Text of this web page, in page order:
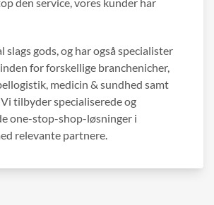
slags gods, og har også specialister
for forskellige branchenicher,
medicin & sundhed samt
tilbyder specialiserede og
one-stop-shop-løsninger i
relevante partnere.